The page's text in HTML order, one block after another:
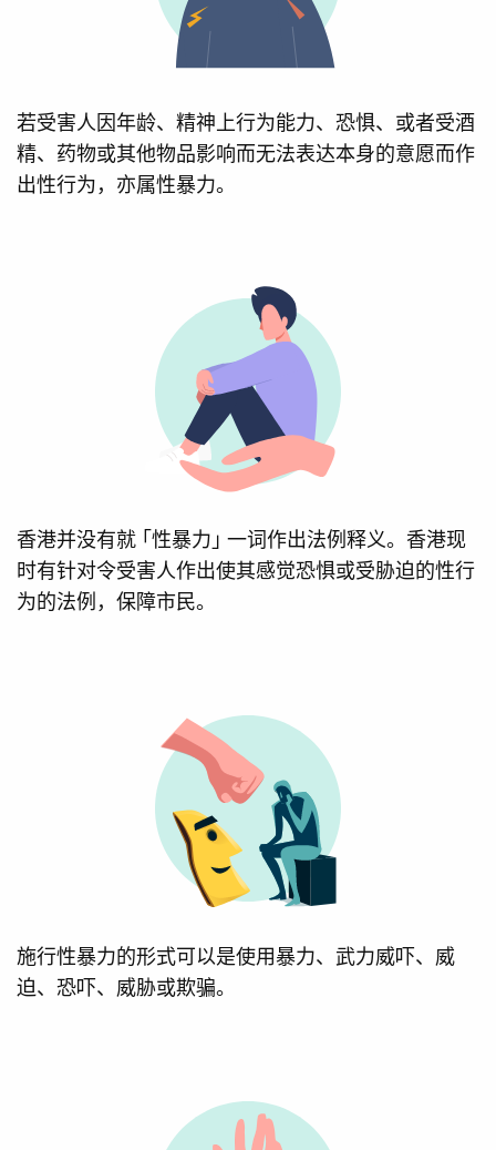
若受害人因年龄、精神上行为能力、恐惧、或者受酒
精、药物或其他物品影响而无法表达本身的意愿而作
出性行为，亦属性暴力。
香港并没有就 ｢性暴力｣ 一词作出法例释义。香港现
时有针对令受害人作出使其感觉恐惧或受胁迫的性行
为的法例，保障市民。
施行性暴力的形式可以是使用暴力、武力威吓、威
迫、恐吓、威胁或欺骗。